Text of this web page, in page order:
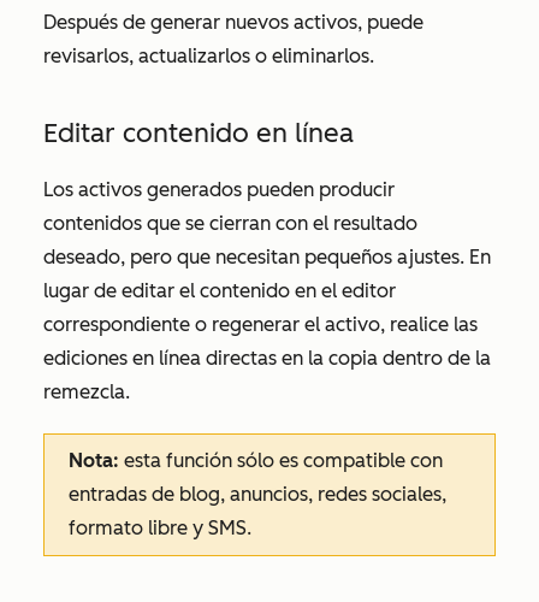
Después de generar nuevos activos, puede
revisarlos, actualizarlos o eliminarlos.
Editar contenido en línea
Los activos generados pueden producir
contenidos que se cierran con el resultado
deseado, pero que necesitan pequeños ajustes. En
lugar de editar el contenido en el editor
correspondiente o regenerar el activo, realice las
ediciones en línea directas en la copia dentro de la
remezcla.
Nota: esta función sólo es compatible con
entradas de blog, anuncios, redes sociales,
formato libre y SMS.